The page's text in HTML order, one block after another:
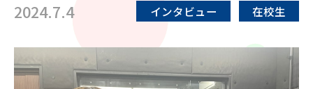
2024.7.4 インタビュー 在校生